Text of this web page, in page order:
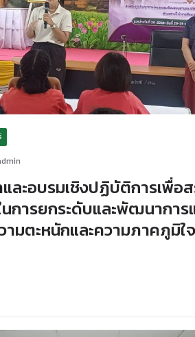
ละอบรมเชิงปฏิบัติการเพื่อ
การยกระดับและพัฒนากา
มตะหนักและความภาคภูมิใ